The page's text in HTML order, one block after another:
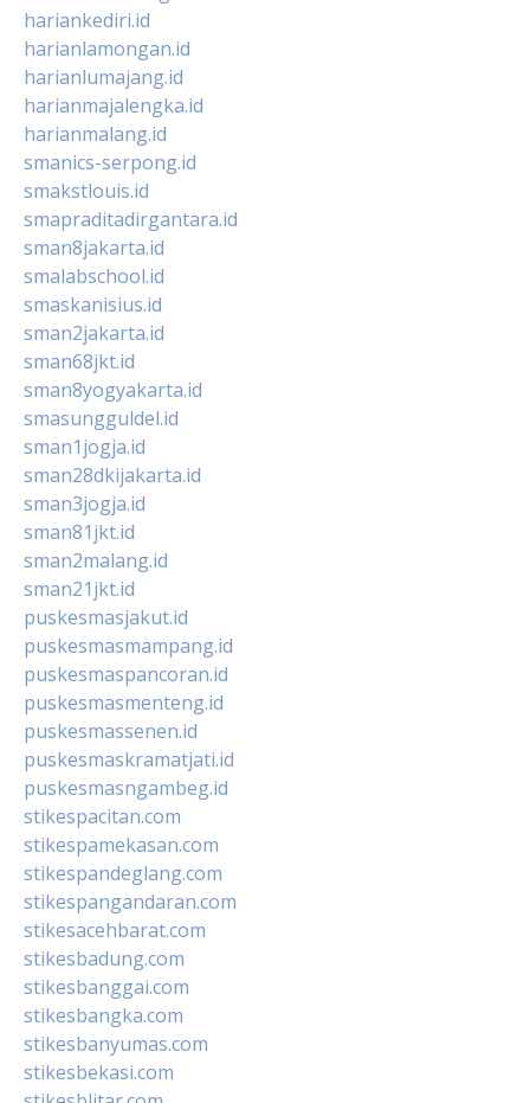
hariankediri.id
harianlamongan.id
harianlumajang.id
harianmajalengka.id
harianmalang.id
smanics-serpong.id
smakstlouis.id
smapraditadirgantara.id
sman8jakarta.id
smalabschool.id
smaskanisius.id
sman2jakarta.id
sman68jkt.id
sman8yogyakarta.id
smasungguldel.id
sman1jogja.id
sman28dkijakarta.id
sman3jogja.id
sman81jkt.id
sman2malang.id
sman21jkt.id
puskesmasjakut.id
puskesmasmampang.id
puskesmaspancoran.id
puskesmasmenteng.id
puskesmassenen.id
puskesmaskramatjati.id
puskesmasngambeg.id
stikespacitan.com
stikespamekasan.com
stikespandeglang.com
stikespangandaran.com
stikesacehbarat.com
stikesbadung.com
stikesbanggai.com
stikesbangka.com
stikesbanyumas.com
stikesbekasi.com